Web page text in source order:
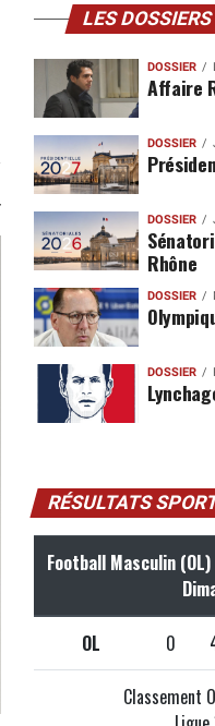
LES
DOSSIER
Affaire
DOSSIER
DOSSIER
Rhône
DOSSIER
DOSSIER
RÉSULTATS
Football Masculin (OL)
OL 0
Classement